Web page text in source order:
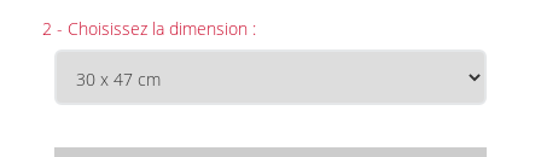
2 - Choisissez la dimension :